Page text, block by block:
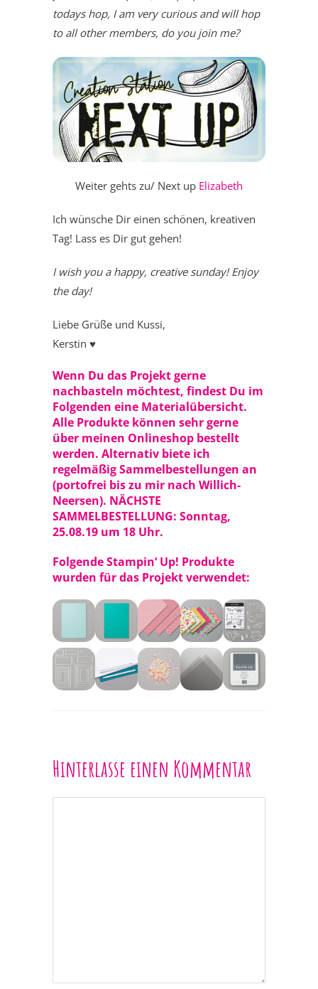
todays hop, I am very curious and will hop
to all other members, do you join me?
Weiter gehts zu/ Next up Elizabeth
Ich wünsche Dir einen schönen, kreativen
Tag! Lass es Dir gut gehen!
I wish you a happy, creative sunday! Enjoy
the day!
Liebe Grüße und Kussi,
Kerstin ♥
Wenn Du das Projekt gerne
nachbasteln möchtest, findest Du im
Folgenden eine Materialübersicht.
Alle Produkte können sehr gerne
über meinen Onlineshop bestellt
werden. Alternativ biete ich
regelmäßig Sammelbestellungen an
(portofrei bis zu mir nach Willich-
Neersen). NÄCHSTE
SAMMELBESTELLUNG: Sonntag,
25.08.19 um 18 Uhr.
Folgende Stampin‘ Up! Produkte
wurden für das Projekt verwendet:
Hinterlasse einen Kommentar